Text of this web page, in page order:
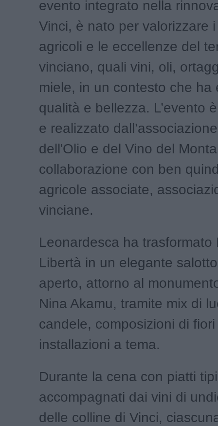
evento integrato nella
Vinci, è nato per valorizzare
agricoli e le eccellenze del
vinciano, quali vini, oli,
miele, in un contesto che ha
qualità e bellezza. L’evento
e realizzato
dell'Olio e del Vino del
collaborazione con ben
agricole associate,
vinciane.
Leonardesca ha trasformato
Libertà in un elegante
aperto, attorno al
Nina Akamu, tramite mix di
candele, composizioni di
installazioni a tema.
Durante la cena con piatti
accompagnati dai vini di
delle colline di Vinci,